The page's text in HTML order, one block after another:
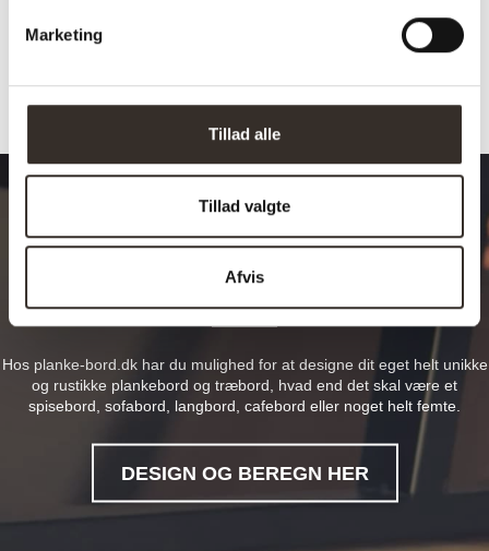
Marketing
Tillad alle
Tillad valgte
Afvis
Design dit drømmebord
Hos planke-bord.dk har du mulighed for at designe dit eget helt unikke
og rustikke plankebord og træbord, hvad end det skal være et
spisebord, sofabord, langbord, cafebord eller noget helt femte.
DESIGN OG BEREGN HER